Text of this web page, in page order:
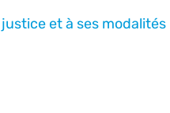
et à ses modalités